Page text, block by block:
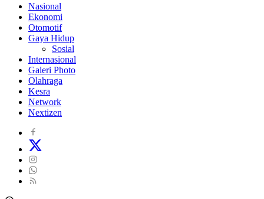
Nasional
Ekonomi
Otomotif
Gaya Hidup
Sosial
Internasional
Galeri Photo
Olahraga
Kesra
Network
Nextizen